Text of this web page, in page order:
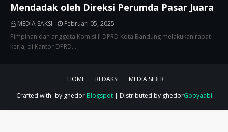
Mendadak oleh Direksi Perumda Pasar Juara
MEDIA SAKSI
Februari 05, 2025
Pimpinan dan anggota Komisi II DPRD Kota Bandung melakukan rapat
kerja, di Kantor DPRD…
HOME REDAKSI
MEDIA SIBER
Crafted with by ghedor Blogspot| Distributed by ghedorGooyaabi